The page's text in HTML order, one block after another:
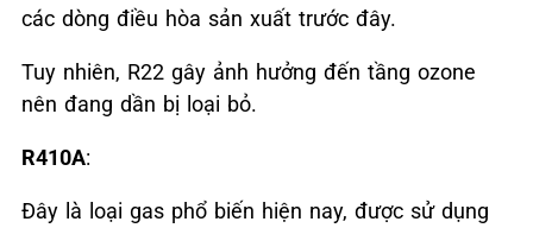
các dòng điều hòa sản xuất trước đây.
Tuy nhiên, R22 gây ảnh hưởng đến tầng ozone
nên đang dần bị loại bỏ.
R410A:
Đây là loại gas phổ biến hiện nay, được sử dụng